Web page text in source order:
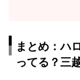
まとめ：ハ
ってる？三